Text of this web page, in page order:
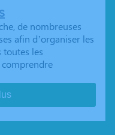
de nombreuses
afin d’organiser les
toutes les